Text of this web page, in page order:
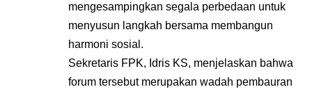
mengesampingkan segala perbedaan untuk
menyusun langkah bersama membangun
harmoni sosial.
Sekretaris FPK, Idris KS, menjelaskan bahwa
forum tersebut merupakan wadah pembauran